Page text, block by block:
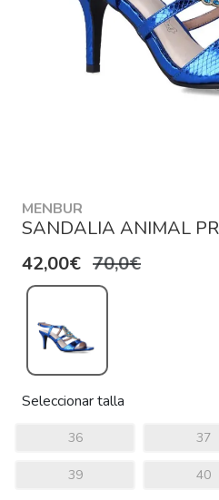
MENBUR
SANDALIA ANIMAL
42,00€ 70,0€
Seleccionar talla
36 37
39 40